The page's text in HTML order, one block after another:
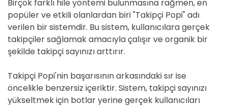
Birçok farklı hile yöntemi bulunmasına rağmen, en
popüler ve etkili olanlardan biri "Takipçi Popi" adı
verilen bir sistemdir. Bu sistem, kullanıcılara gerçek
takipçiler sağlamak amacıyla çalışır ve organik bir
şekilde takipçi sayınızı arttırır.
Takipçi Popi'nin başarısının arkasındaki sır ise
öncelikle benzersiz içeriktir. Sistem, takipçi sayınızı
yükseltmek için botlar yerine gerçek kullanıcıları